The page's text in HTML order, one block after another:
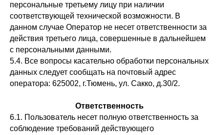
персональные третьему лицу при наличии
соответствующей технической возможности. В
данном случае Оператор не несет ответственности за
действия третьего лица, совершенные в дальнейшем
с персональными данными.
5.4. Все вопросы касательно обработки персональных
данных следует сообщать на почтовый адрес
оператора: 625002, г.Тюмень, ул. Сакко, д.30/2.
Ответственность
6.1. Пользователь несет полную ответственность за
соблюдение требований действующего